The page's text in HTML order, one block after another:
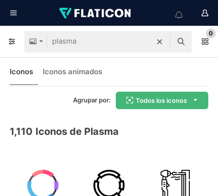
0
Iconos Iconos animados
Agrupar por: Todos los iconos
1,110 Iconos de Plasma